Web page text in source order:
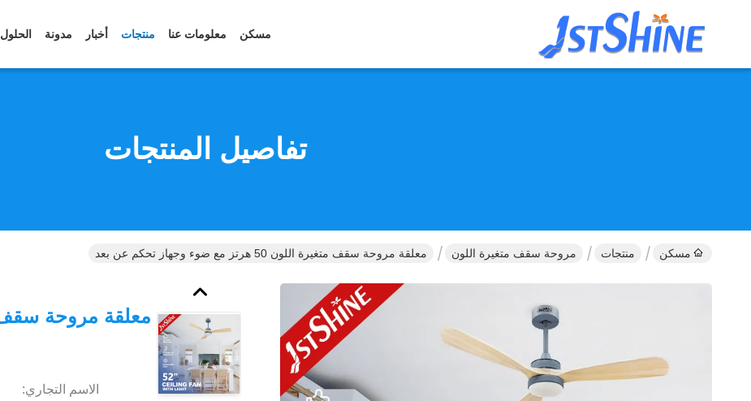
مسكن معلومات عنا منتجات أخبار مدونة الحلول
تفاصيل المنتجات
مسكن منتجات مروحة سقف متغيرة اللون معلقة مروحة سقف متغيرة اللون 50 هرتز مع ضوء وجهاز تحكم عن بعد
الاسم التجاري: